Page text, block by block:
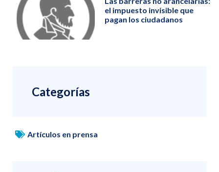
el impuesto invisible que
pagan los ciudadanos
Categorías
Artículos en prensa